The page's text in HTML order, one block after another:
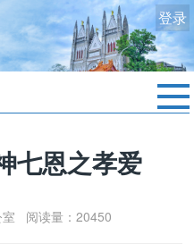
登录
七恩之孝爱
阅读量：20450